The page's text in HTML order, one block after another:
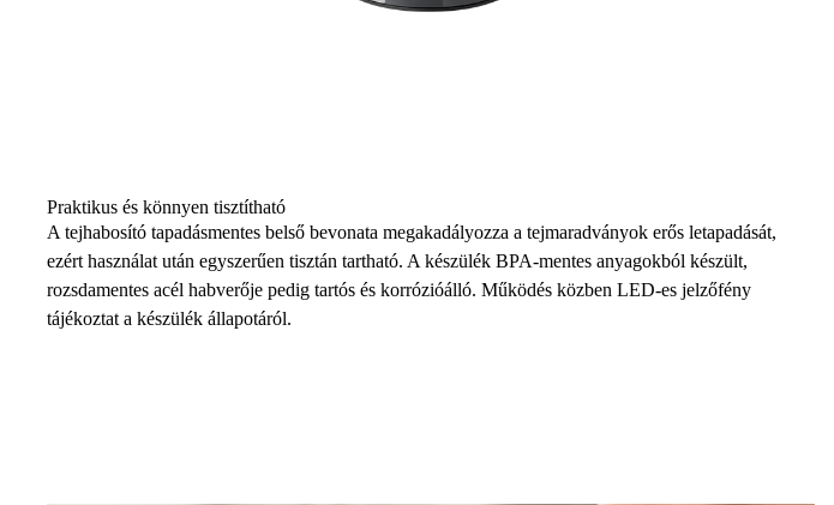
Praktikus és könnyen tisztítható
A tejhabosító tapadásmentes belső bevonata megakadályozza a tejmaradványok erős letapadását,
ezért használat után egyszerűen tisztán tartható. A készülék BPA-mentes anyagokból készült,
rozsdamentes acél habverője pedig tartós és korrózióálló. Működés közben LED-es jelzőfény
tájékoztat a készülék állapotáról.